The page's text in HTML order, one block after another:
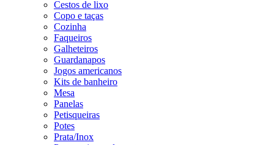
Cestos de lixo
Copo e taças
Cozinha
Faqueiros
Galheteiros
Guardanapos
Jogos americanos
Kits de banheiro
Mesa
Panelas
Petisqueiras
Potes
Prata/Inox